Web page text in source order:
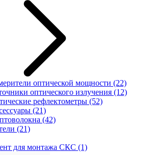
оптической мощности (22)
оптического излучения (12)
рефлектометры (52)
(21)
(42)
(21)
для монтажа СКС (1)